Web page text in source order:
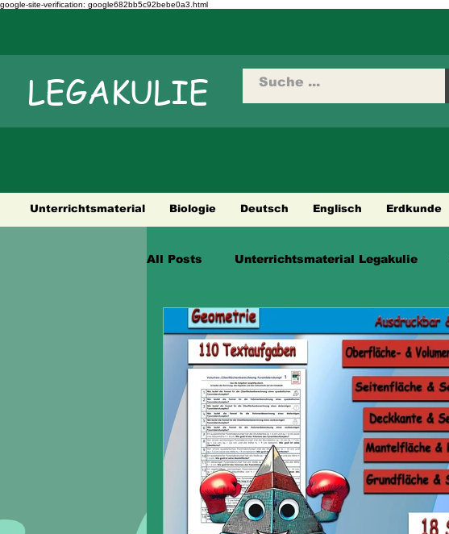
google-site-verification: google682bb5c92bebe0a3.html
LEGAKULIE
Unterrichtsmaterial Biologie Deutsch Englisch Erdkunde
All Posts Unterrichtsmaterial Legakulie
Städtetouren